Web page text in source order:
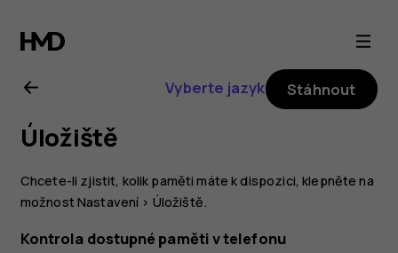
Uživatelská
příručka
k telefonu
Nokia 7
plus
Vyberte jazyk Stáhnout
Úložiště
Chcete-li zjistit, kolik paměti máte k dispozici, klepněte na
možnostNastavení > Úložiště.
Kontrola dostupné paměti v telefonu